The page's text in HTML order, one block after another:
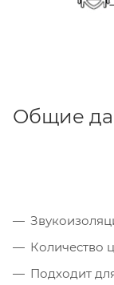
Общие
Количество
Подходит